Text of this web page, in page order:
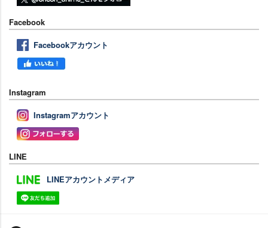
Facebook
Facebookアカウント
Instagram
Instagramアカウント
LINE
LINEアカウントメディア